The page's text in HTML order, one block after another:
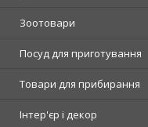
Зоотовари
Посуд для приготування
Товари для прибирання
Інтер'єр і декор